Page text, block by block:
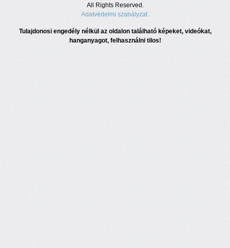
All Rights Reserved.
Adatvédelmi szabályzat.
Tulajdonosi engedély nélkül az oldalon található képeket, videókat,
hanganyagot, felhasználni tilos!